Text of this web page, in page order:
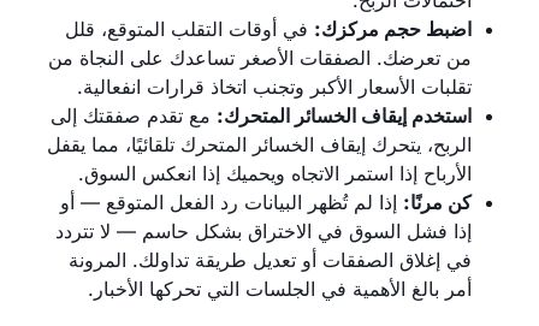
اضبط حجم مركزك: في أوقات التقلب المتوقع، قلل
من تعرضك. الصفقات الأصغر تساعدك على النجاة من
تقلبات الأسعار الأكبر وتجنب اتخاذ قرارات انفعالية.
استخدم إيقاف الخسائر المتحرك: مع تقدم صفقتك إلى
الربح، يتحرك إيقاف الخسائر المتحرك تلقائيًا، مما يقفل
الأرباح إذا استمر الاتجاه ويحميك إذا انعكس السوق.
كن مرنًا: إذا لم تُظهر البيانات رد الفعل المتوقع — أو
إذا فشل السوق في الاختراق بشكل حاسم — لا تتردد
في إغلاق الصفقات أو تعديل طريقة تداولك. المرونة
أمر بالغ الأهمية في الجلسات التي تحركها الأخبار.